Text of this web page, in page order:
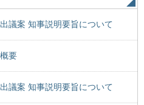
議案 知事説明要旨について
要
議案 知事説明要旨について